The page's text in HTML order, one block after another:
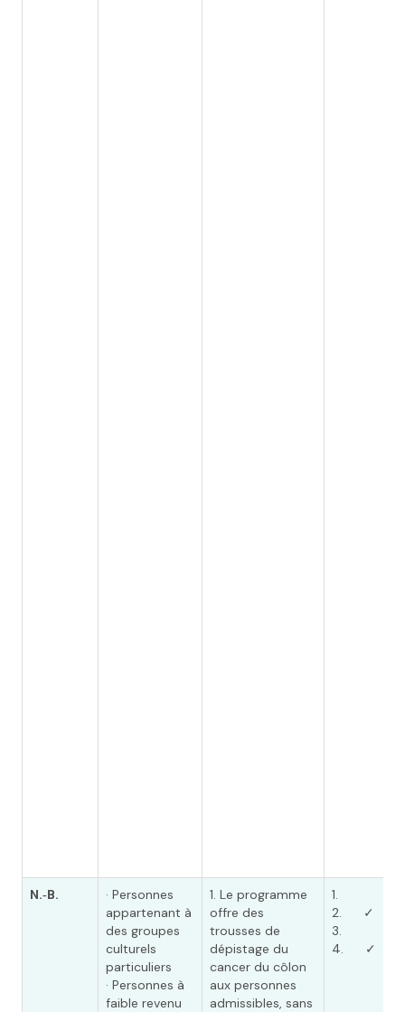
N.‑B.
· Personnes
appartenant à
des groupes
culturels
particuliers
· Personnes à
faible revenu
1. Le programme
offre des
trousses de
dépistage du
cancer du côlon
aux personnes
admissibles, sans
1.
2. ✓
3.
4. ✓